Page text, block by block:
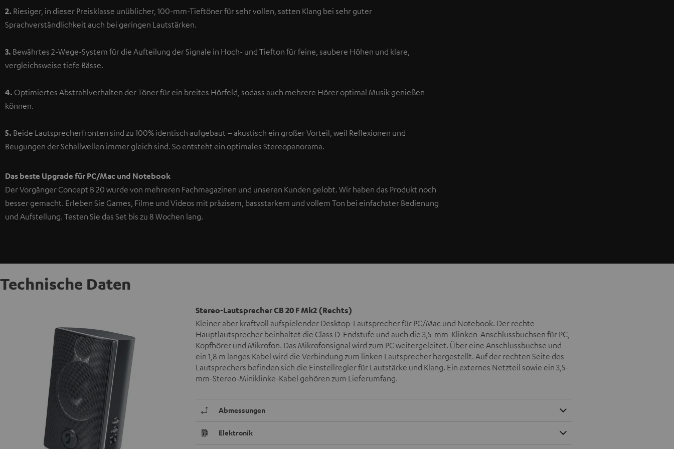
2. Riesiger, in dieser Preisklasse unüblicher, 100-mm-Tieftöner für sehr vollen, satten Klang bei sehr guter
Sprachverständlichkeit auch bei geringen Lautstärken.
3. Bewährtes 2-Wege-System für die Aufteilung der Signale in Hoch- und Tiefton für feine, saubere Höhen und klare,
vergleichsweise tiefe Bässe.
4. Optimiertes Abstrahlverhalten der Töner für ein breites Hörfeld, sodass auch mehrere Hörer optimal Musik genießen
können.
5. Beide Lautsprecherfronten sind zu 100% identisch aufgebaut – akustisch ein großer Vorteil, weil Reflexionen und
Beugungen der Schallwellen immer gleich sind. So entsteht ein optimales Stereopanorama.
Das beste Upgrade für PC/Mac und Notebook
Der Vorgänger Concept B 20 wurde von mehreren Fachmagazinen und unseren Kunden gelobt. Wir haben das Produkt noch
besser gemacht. Erleben Sie Games, Filme und Videos mit präzisem, bassstarkem und vollem Ton bei einfachster Bedienung
und Aufstellung. Testen Sie das Set bis zu 8 Wochen lang.
Technische Daten
Stereo-Lautsprecher CB 20 F Mk2 (Rechts)
Kleiner aber kraftvoll aufspielender Desktop-Lautsprecher für PC/Mac und Notebook. Der rechte
Hauptlautsprecher beinhaltet die Class D-Endstufe und auch die 3,5-mm-Klinken-Anschlussbuchsen für PC,
Kopfhörer und Mikrofon. Das Mikrofonsignal wird zum PC weitergeleitet. Über eine Anschlussbuchse und
ein 1,8 m langes Kabel wird die Verbindung zum linken Lautsprecher hergestellt. Auf der rechten Seite des
Lautsprechers befinden sich die Einstellregler für Lautstärke und Klang. Ein externes Netzteil sowie ein 3,5-
mm-Stereo-Miniklinke-Kabel gehören zum Lieferumfang.
Abmessungen
Elektronik